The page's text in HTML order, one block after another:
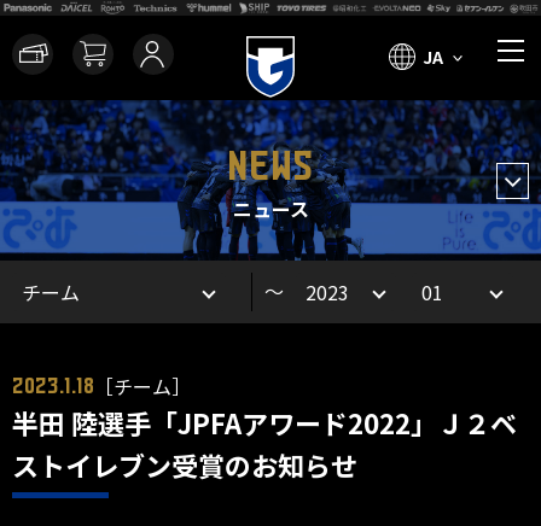
JA
NEWS
ニュース
～
2023.1.18 ［チーム］
半田 陸選手「JPFAアワード2022」Ｊ２ベ
ストイレブン受賞のお知らせ